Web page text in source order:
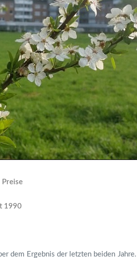
Preise
1990
dem Ergebnis der letzten beiden